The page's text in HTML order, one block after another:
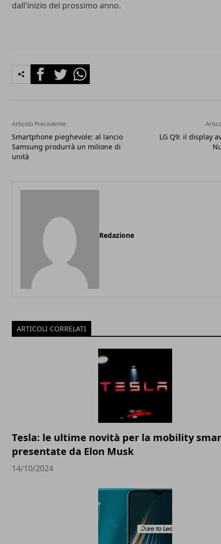
dall'inizio del prossimo anno.
FacebookTwitterWhatsapp
Articolo Precedente
Smartphone pieghevole: al lancio
Samsung produrrà un milione di
unità
LG Q9: il display
Redazione
ARTICOLI CORRELATI
Tesla: le ultime novità per la mobility
presentate da Elon Musk
14/10/2024